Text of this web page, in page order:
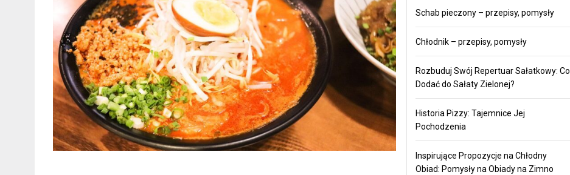
Schab pieczony – przepisy, pomysły
Chłodnik – przepisy, pomysły
Rozbuduj Swój Repertuar Sałatkowy: Co
Dodać do Sałaty Zielonej?
Historia Pizzy: Tajemnice Jej
Pochodzenia
Inspirujące Propozycje na Chłodny
Obiad: Pomysły na Obiady na Zimno